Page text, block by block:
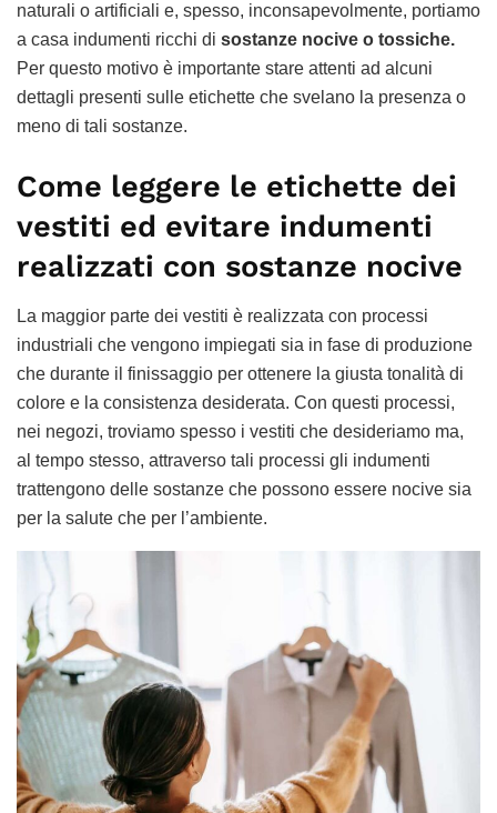
naturali o artificiali e, spesso, inconsapevolmente, portiamo
a casa indumenti ricchi di sostanze nocive o tossiche.
Per questo motivo è importante stare attenti ad alcuni
dettagli presenti sulle etichette che svelano la presenza o
meno di tali sostanze.
Come leggere le etichette dei
vestiti ed evitare indumenti
realizzati con sostanze nocive
La maggior parte dei vestiti è realizzata con processi
industriali che vengono impiegati sia in fase di produzione
che durante il finissaggio per ottenere la giusta tonalità di
colore e la consistenza desiderata. Con questi processi,
nei negozi, troviamo spesso i vestiti che desideriamo ma,
al tempo stesso, attraverso tali processi gli indumenti
trattengono delle sostanze che possono essere nocive sia
per la salute che per l’ambiente.